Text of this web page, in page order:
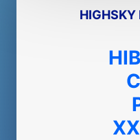
HIGHSKY